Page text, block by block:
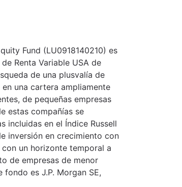
Fund (LU0918140210) es
Renta Variable USA de
de una plusvalía de
una cartera ampliamente
de pequeñas empresas
estas compañías se
incluidas en el Índice Russell
inversión en crecimiento con
un horizonte temporal a
de empresas de menor
es J.P. Morgan SE,